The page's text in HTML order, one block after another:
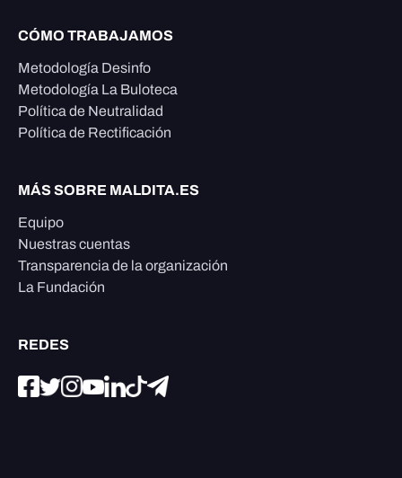
CÓMO TRABAJAMOS
Metodología Desinfo
Metodología La Buloteca
Política de Neutralidad
Política de Rectificación
MÁS SOBRE MALDITA.ES
Equipo
Nuestras cuentas
Transparencia de la organización
La Fundación
REDES